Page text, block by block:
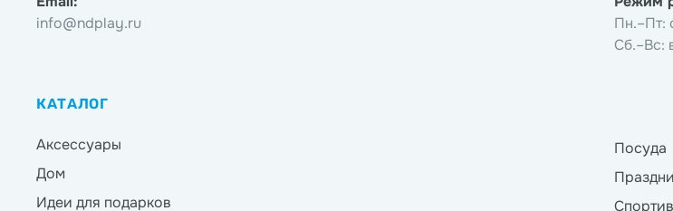
info@ndplay.ru
Пн.–Пт:
Сб.–Вс:
КАТАЛОГ
Аксессуары
Дом
Идеи для подарков
Посуда